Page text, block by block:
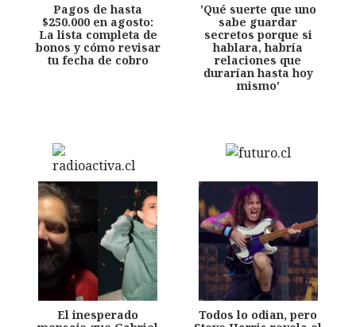
Pagos de hasta
$250.000 en agosto:
La lista completa de
bonos y cómo revisar
tu fecha de cobro
'Qué suerte que uno
sabe guardar
secretos porque si
hablara, habría
relaciones que
durarían hasta hoy
mismo'
El inesperado
Todos lo odian, pero